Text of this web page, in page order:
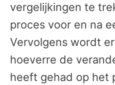
vergelijkingen te
proces voor en na
Vervolgens wordt
hoeverre de
heeft gehad op het